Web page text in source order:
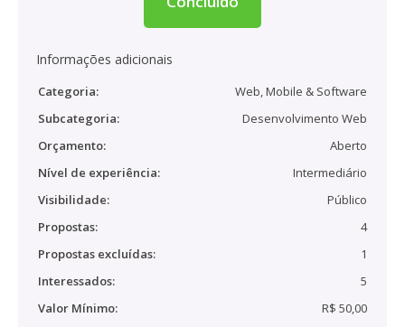
Informações adicionais
Categoria:
Web, Mobile & Software
Subcategoria:
Desenvolvimento Web
Orçamento:
Aberto
Nível de experiência:
Intermediário
Visibilidade:
Público
Propostas:
4
Propostas excluídas:
1
Interessados:
5
Valor Mínimo:
R$ 50,00